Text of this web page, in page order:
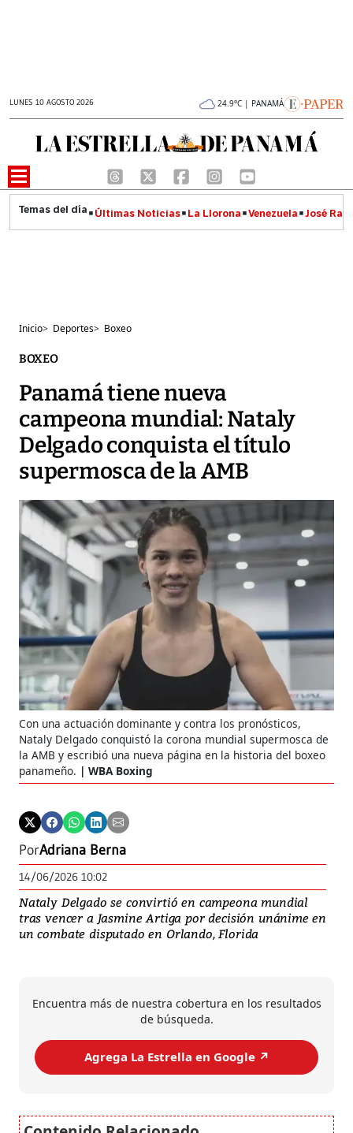
LUNES 10 AGOSTO 2026 24.9°C | PANAMÁ
Últimas Noticias La Llorona Venezuela José
Inicio> Deportes> Boxeo
BOXEO
Panamá tiene nueva
campeona mundial: Nataly
Delgado conquista el título
supermosca de la AMB
Con una actuación dominante y contra los pronósticos,
Nataly Delgado conquistó la corona mundial supermosca de
la AMB y escribió una nueva página en la historia del boxeo
panameño.
WBA Boxing
PorAdriana Berna
14/06/2026 10:02
Nataly Delgado se convirtió en campeona mundial
tras vencer a Jasmine Artiga por decisión unánime en
un combate disputado en Orlando, Florida
Encuentra más de nuestra cobertura en los resultados
de búsqueda.
Agrega La Estrella en Google ↗️